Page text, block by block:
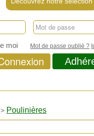
moi Mot de passe oublié ?
> Poulinières